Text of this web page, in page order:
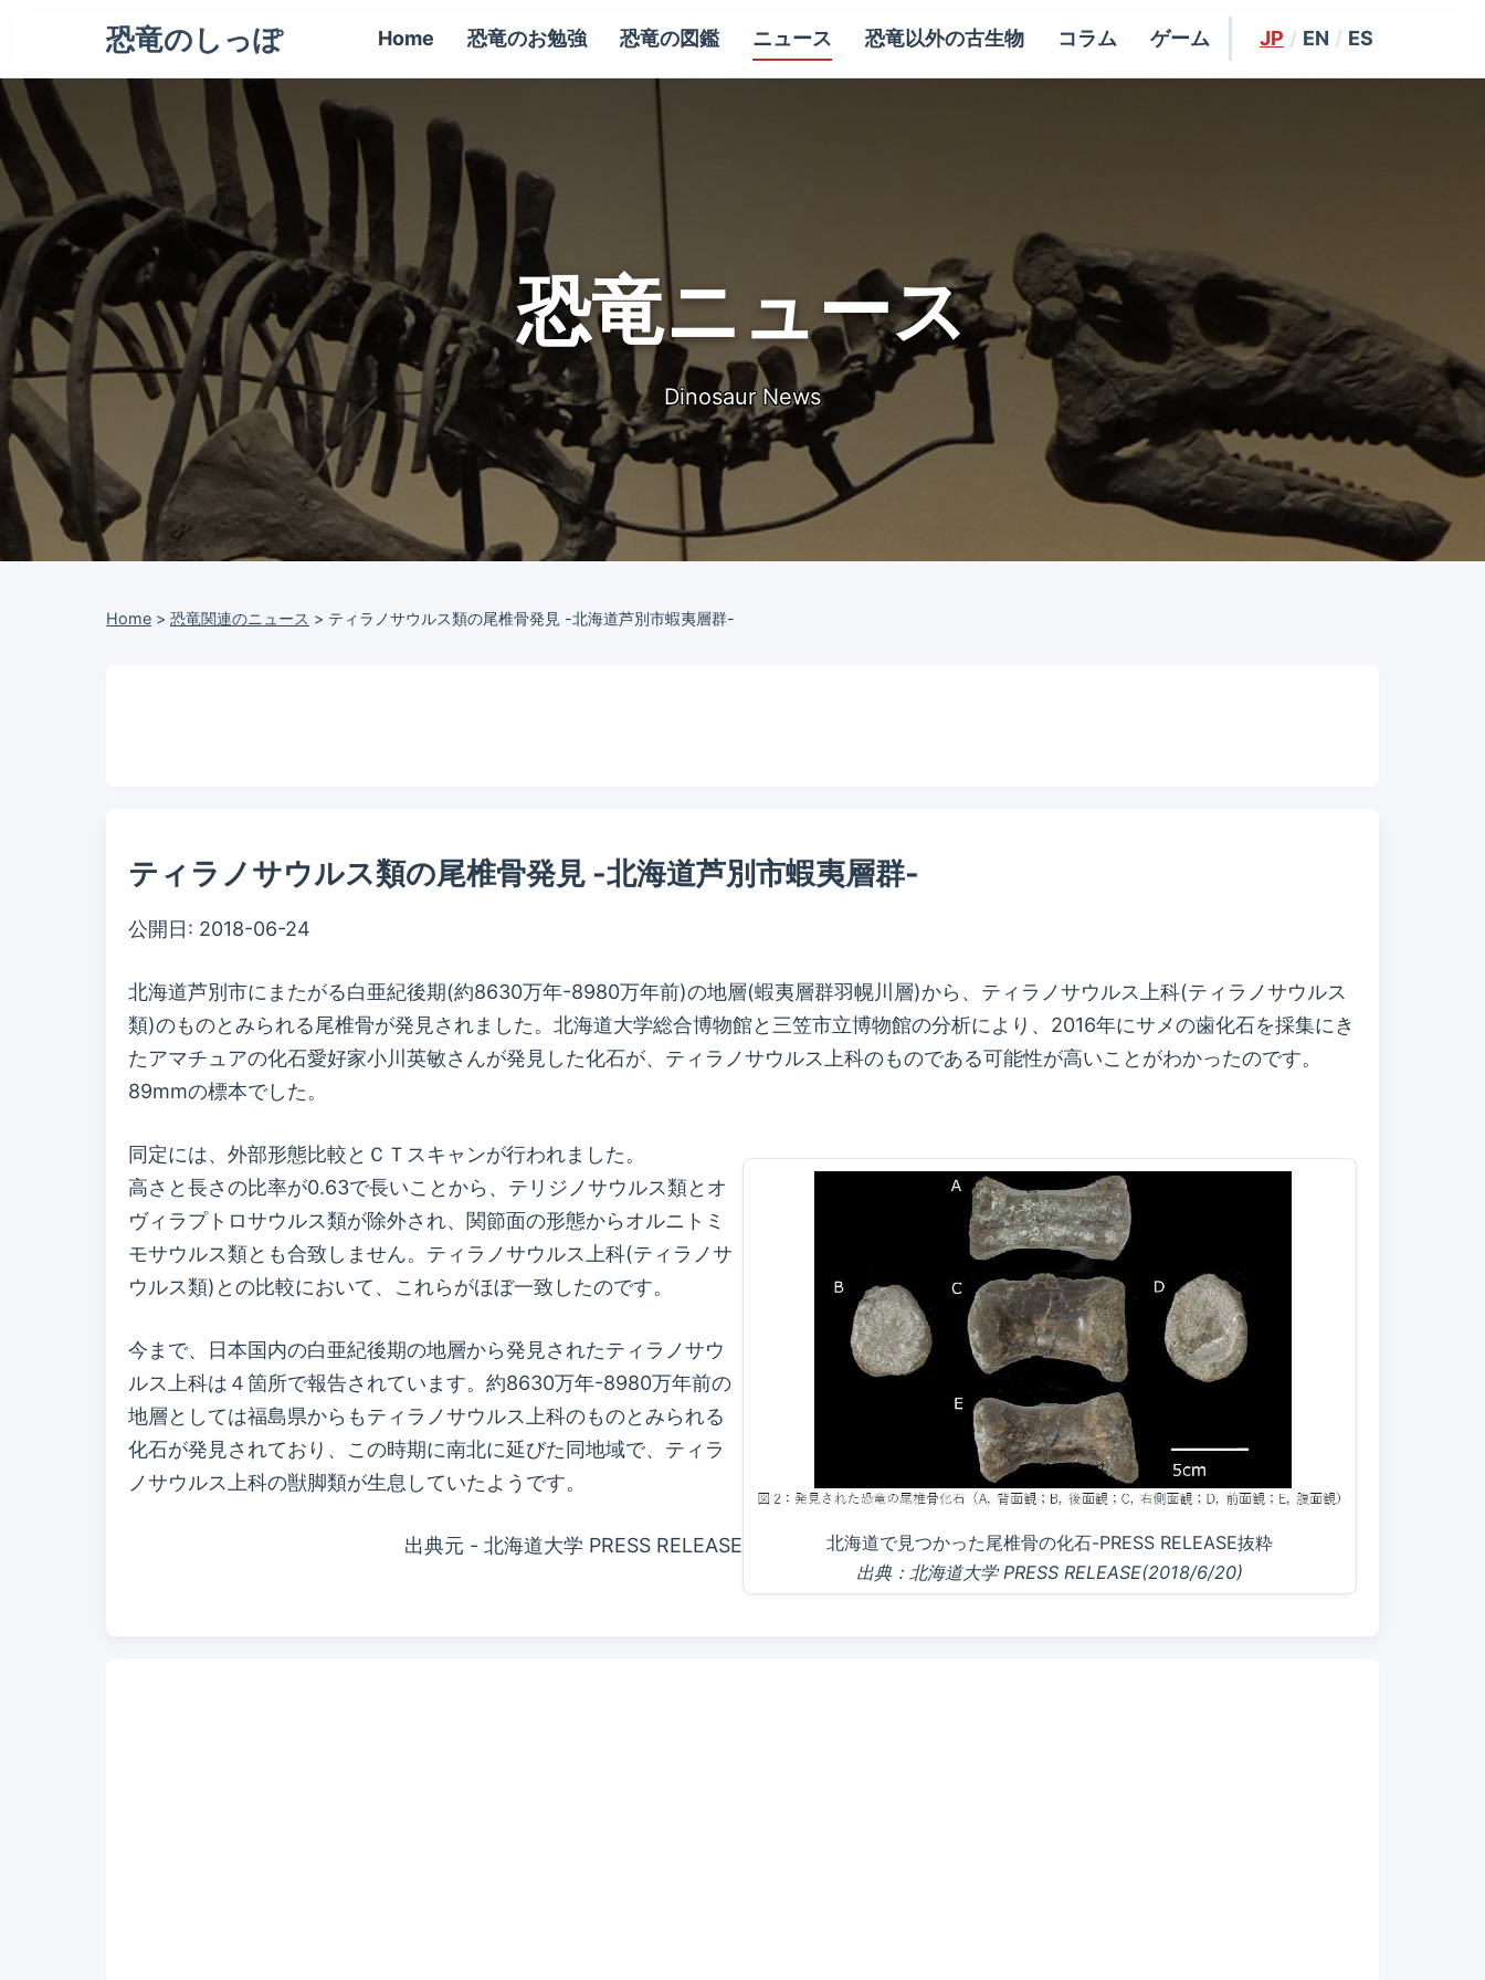
恐竜のしっぽ Home 恐竜のお勉強 恐竜の図鑑 ニュース 恐竜以外の古生物 コラム ゲーム JP / EN / ES
恐竜ニュース
Dinosaur News
Home > 恐竜関連のニュース > ティラノサウルス類の尾椎骨発見 -北海道芦別市蝦夷層群-
ティラノサウルス類の尾椎骨発見 -北海道芦別市蝦夷層群-
公開日: 2018-06-24
北海道芦別市にまたがる白亜紀後期(約8630万年-8980万年前)の地層(蝦夷層群羽幌川層)から、ティラノサウルス上科(ティラノサウルス
類)のものとみられる尾椎骨が発見されました。北海道大学総合博物館と三笠市立博物館の分析により、2016年にサメの歯化石を採集にき
たアマチュアの化石愛好家小川英敏さんが発見した化石が、ティラノサウルス上科のものである可能性が高いことがわかったのです。
89mmの標本でした。
北海道で見つかった尾椎骨の化石-PRESS RELEASE抜粋
出典：北海道大学 PRESS RELEASE(2018/6/20)
同定には、外部形態比較とＣＴスキャンが行われました。
高さと長さの比率が0.63で長いことから、テリジノサウルス類とオ
ヴィラプトロサウルス類が除外され、関節面の形態からオルニトミ
モサウルス類とも合致しません。ティラノサウルス上科(ティラノサ
ウルス類)との比較において、これらがほぼ一致したのです。
今まで、日本国内の白亜紀後期の地層から発見されたティラノサウ
ルス上科は４箇所で報告されています。約8630万年-8980万年前の
地層としては福島県からもティラノサウルス上科のものとみられる
化石が発見されており、この時期に南北に延びた同地域で、ティラ
ノサウルス上科の獣脚類が生息していたようです。
出典元 - 北海道大学 PRESS RELEASE